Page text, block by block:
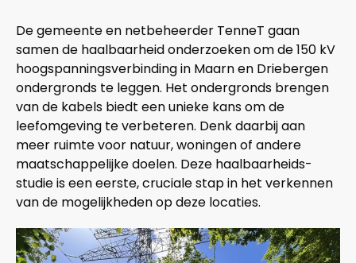
De gemeente en netbeheerder TenneT gaan
samen de haalbaarheid onderzoeken om de 150 kV
hoog­spannings­verbinding in Maarn en Driebergen
ondergronds te leggen. Het ondergronds brengen
van de kabels biedt een unieke kans om de
leefomgeving te verbeteren. Denk daarbij aan
meer ruimte voor natuur, woningen of andere
maat­schappelijke doelen. Deze haalbaarheids­
studie is een eerste, cruciale stap in het verkennen
van de mogelijkheden op deze locaties.